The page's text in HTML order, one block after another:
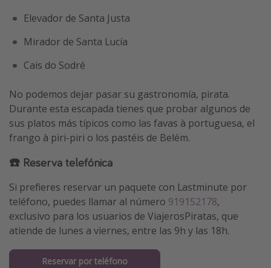
Elevador de Santa Justa
Mirador de Santa Lucía
Cais do Sodré
No podemos dejar pasar su gastronomía, pirata.
Durante esta escapada tienes que probar algunos de
sus platos más típicos como las favas à portuguesa, el
frango à piri-piri o los pastéis de Belém.
☎️ Reserva telefónica
Si prefieres reservar un paquete con Lastminute por
teléfono, puedes llamar al número 919152178,
exclusivo para los usuarios de ViajerosPiratas, que
atiende de lunes a viernes, entre las 9h y las 18h.
Reservar por teléfono